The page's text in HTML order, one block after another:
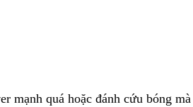
mạnh quá hoặc đánh cứu bóng